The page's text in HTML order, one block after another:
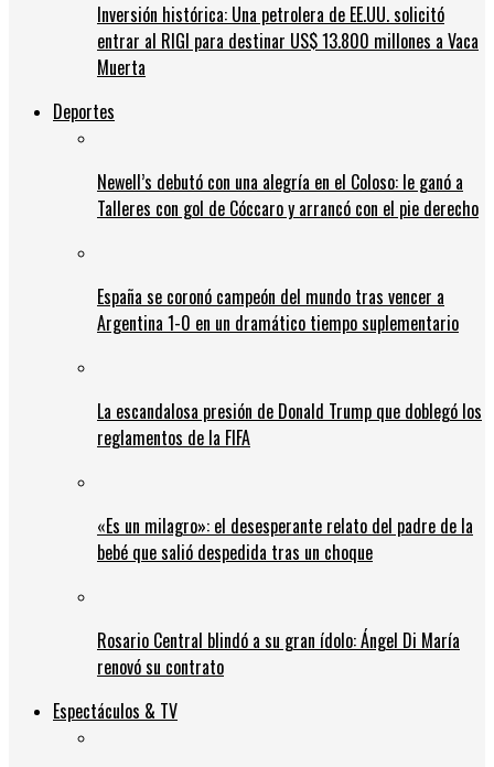
Inversión histórica: Una petrolera de EE.UU. solicitó
entrar al RIGI para destinar US$ 13.800 millones a Vaca
Muerta
Deportes
Newell’s debutó con una alegría en el Coloso: le ganó a
Talleres con gol de Cóccaro y arrancó con el pie derecho
España se coronó campeón del mundo tras vencer a
Argentina 1-0 en un dramático tiempo suplementario
La escandalosa presión de Donald Trump que doblegó los
reglamentos de la FIFA
«Es un milagro»: el desesperante relato del padre de la
bebé que salió despedida tras un choque
Rosario Central blindó a su gran ídolo: Ángel Di María
renovó su contrato
Espectáculos & TV